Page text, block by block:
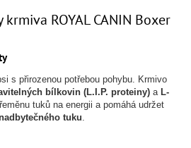
ROYAL CANIN Boxer
s přirozenou potřebou pohybu. Krmivo
bílkovin (L.I.P. proteiny) a L-
tuků na energii a pomáhá udržet
tuku.